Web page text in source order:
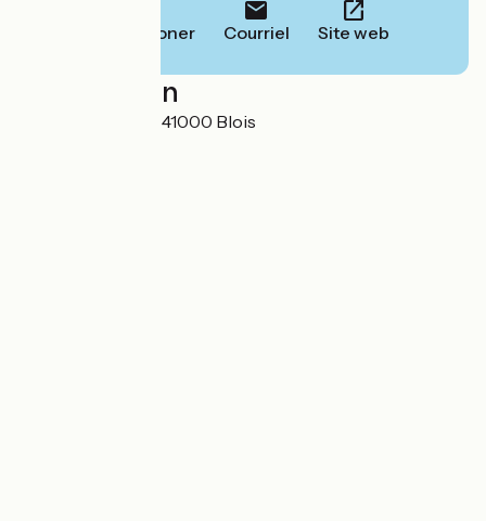
Téléphoner Courriel Site web
Localisation
40, Rue Albert 1er 41000 Blois